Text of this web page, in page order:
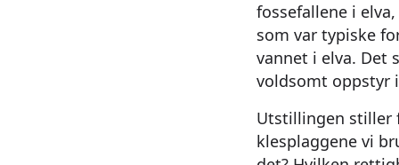
fossefallene i
som var typiske
vannet i elva. Det
voldsomt oppstyr
Utstillingen stiller
klesplaggene vi